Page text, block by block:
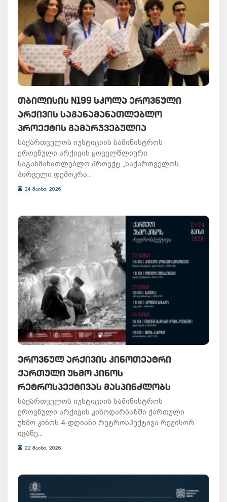
ᲗᲑᲘᲚᲘᲡᲘᲡ N199 ᲡᲙᲝᲚᲐ ᲔᲠᲝᲕᲜᲣᲚᲘ
ᲐᲠᲥᲘᲕᲘᲡ ᲡᲐᲒᲐᲜᲐᲛᲐᲜᲐᲗᲚᲔᲑᲚᲝ
ᲞᲠᲝᲔᲥᲢᲘᲡ ᲒᲐᲛᲐᲠᲯᲕᲔᲑᲣᲚᲘᲐ
საქართველოს იუსტიციის სამინისტროს
ეროვნული არქივის ყოველწლიური
საგანმანათლებლო პროექტ „საქართველოს
პირველი დემოკრა...
24 მაისი, 2026
ᲔᲠᲝᲕᲜᲣᲚ ᲐᲠᲥᲘᲕᲘᲡ ᲙᲘᲜᲝᲗᲔᲐᲢᲠᲘ
ᲥᲐᲠᲗᲣᲚᲘ ᲣᲮᲛᲝ ᲙᲘᲜᲝᲡ
ᲠᲔᲢᲠᲝᲡᲞᲔᲥᲢᲘᲕᲐᲡ ᲛᲐᲡᲞᲘᲜᲫᲚᲝᲑᲡ
საქართველოს იუსტიციის სამინისტროს
ეროვნული არქივის კინოდარბაზში ქართული
უხმო კინოს 4-დღიანი რეტროსპექტივა რეჟისორ
ივანე...
22 მაისი, 2026